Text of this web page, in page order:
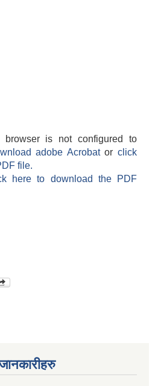
browser is not configured to
adobe Acrobatorclick
file.
here to download the PDF